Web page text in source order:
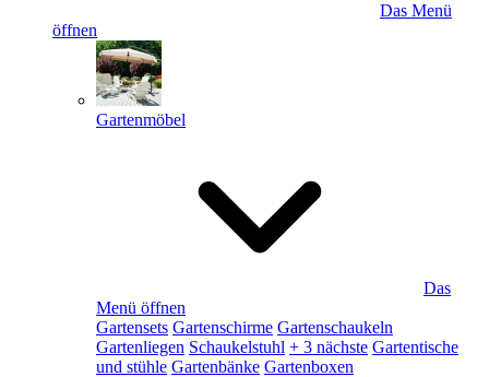
Das Menü
öffnen
Gartenmöbel
Das
Menü öffnen
Gartensets Gartenschirme Gartenschaukeln
Gartenliegen Schaukelstuhl + 3 nächste Gartentische
und stühle Gartenbänke Gartenboxen